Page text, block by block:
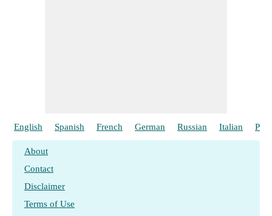
English Spanish French German Russian Italian
About
Contact
Disclaimer
Terms of Use